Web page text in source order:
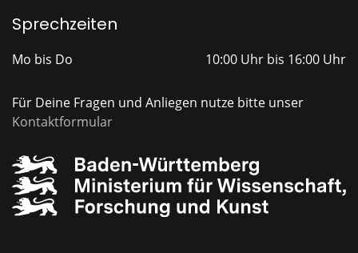
Sprechzeiten
Mo bis Do 10:00 Uhr bis 16:00 Uhr
Für Deine Fragen und Anliegen nutze bitte unser
Kontaktformular